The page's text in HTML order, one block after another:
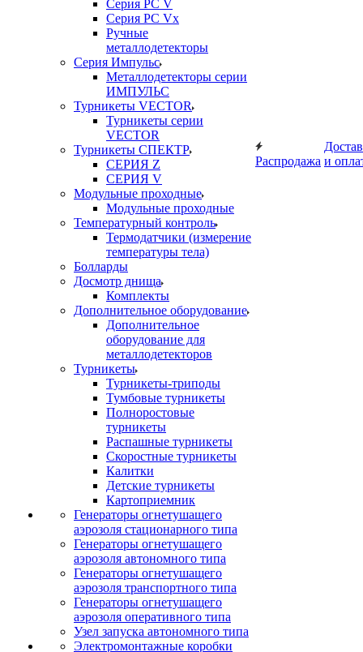
Серия PC V
Серия PC Vx
Ручные
металлодетекторы
Серия Импульс
Металлодетекторы серии
ИМПУЛЬС
Турникеты VECTOR
Турникеты серии
VECTOR
Турникеты СПЕКТР
СЕРИЯ Z
СЕРИЯ V
Модульные проходные
Модульные проходные
Температурный контроль
Термодатчики (измерение
температуры тела)
Болларды
Досмотр днища
Комплекты
Дополнительное оборудование
Дополнительное
оборудование для
металлодетекторов
Турникеты
Турникеты-триподы
Тумбовые турникеты
Полноростовые
турникеты
Распашные турникеты
Скоростные турникеты
Калитки
Детские турникеты
Картоприемник
Генераторы огнетушащего
аэрозоля стационарного типа
Генераторы огнетушащего
аэрозоля автономного типа
Генераторы огнетушащего
аэрозоля транспортного типа
Генераторы огнетушащего
аэрозоля оперативного типа
Узел запуска автономного типа
Электромонтажные коробки
Распродажа и